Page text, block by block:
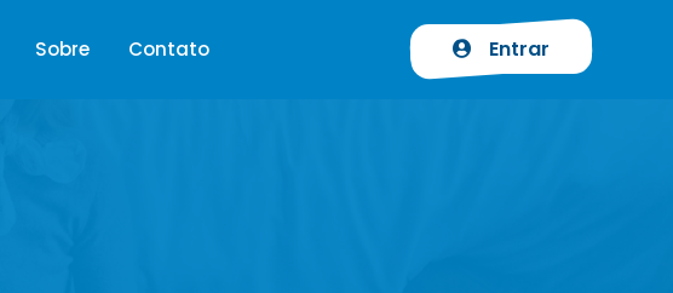
Sobre Contato Entrar